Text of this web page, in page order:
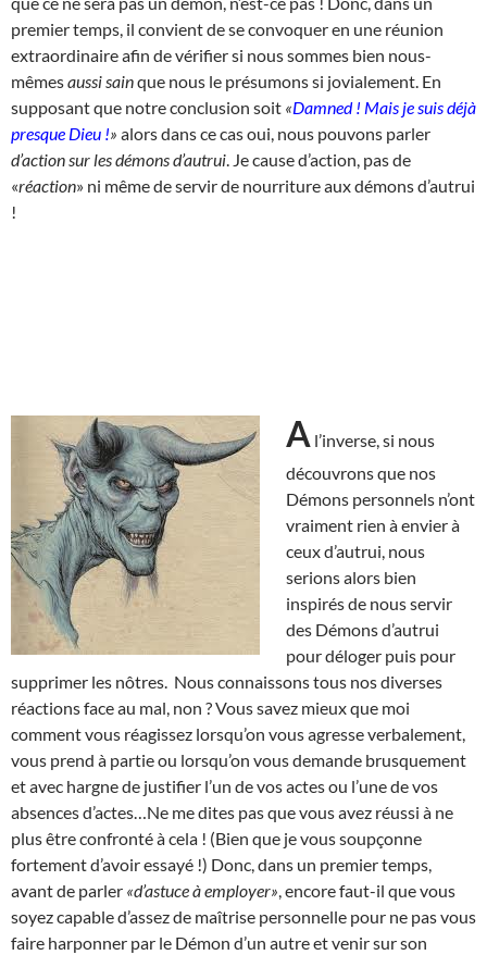
premier temps, il convient de se convoquer en une réunion
extraordinaire afin de vérifier si nous sommes bien nous-
mêmesaussi sainque nous le présumons si jovialement. En
supposant que notre conclusion soit «Damned ! Mais je suis déjà
presque Dieu !» alors dans ce cas oui, nous pouvons parler
d’action sur les démons d’autrui . Je cause d’action, pas de
«réaction» ni même de servir de nourriture aux démons d’autrui
!
A l’inverse, si nous
découvrons que nos
Démons personnels n’ont
vraiment rien à envier à
ceux d’autrui, nous
serions alors bien
inspirés de nous servir
des Démons d’autrui
pour déloger puis pour
supprimer les nôtres. Nous connaissons tous nos diverses
réactions face au mal, non ? Vous savez mieux que moi
comment vous réagissez lorsqu’on vous agresse verbalement,
vous prend à partie ou lorsqu’on vous demande brusquement
et avec hargne de justifier l’un de vos actes ou l’une de vos
absences d’actes…Ne me dites pas que vous avez réussi à ne
plus être confronté à cela ! (Bien que je vous soupçonne
fortement d’avoir essayé !) Donc, dans un premier temps,
avant de parler «d’astuce à employer» , encore faut-il que vous
soyez capable d’assez de maîtrise personnelle pour ne pas vous
faire harponner par le Démon d’un autre et venir sur son